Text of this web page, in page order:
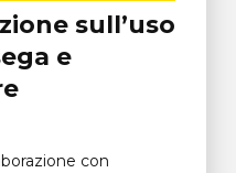
sull’uso
e
con